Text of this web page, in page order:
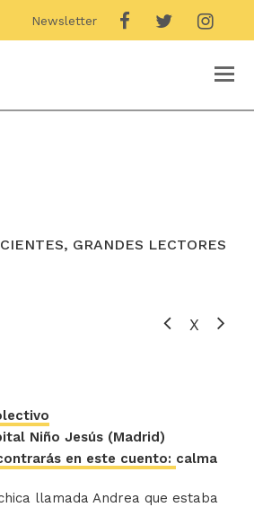
Newsletter
GRANDES LECTORES
X
Niño Jesús (Madrid)
en este cuento: calma
llamada Andrea que estaba